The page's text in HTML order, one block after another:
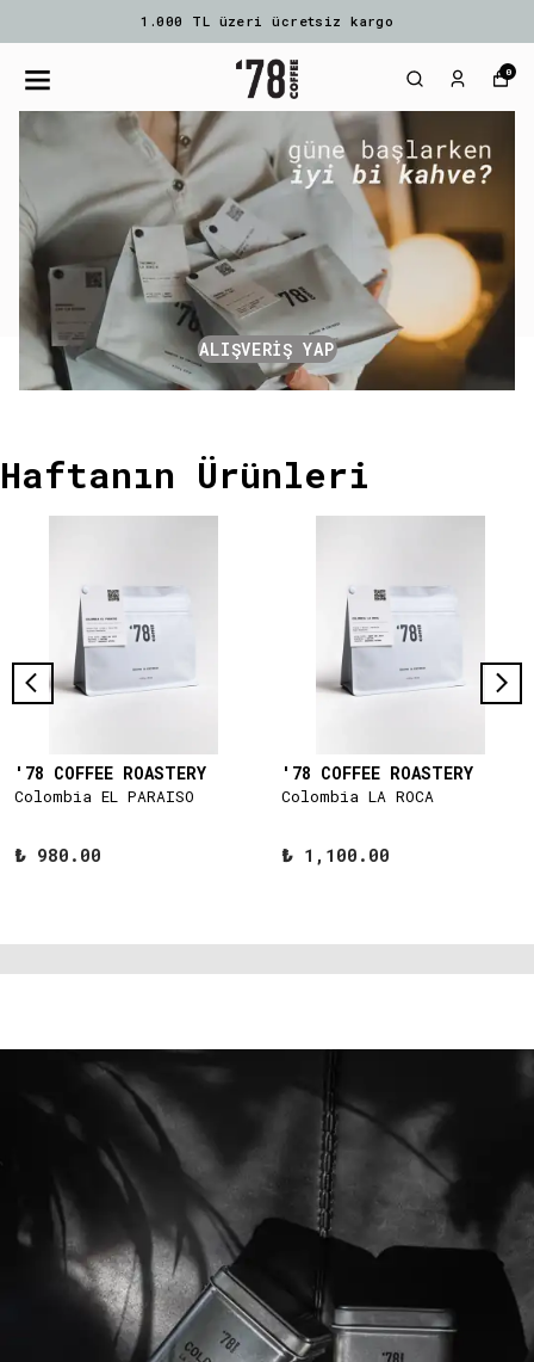
1.000 TL üzeri ücretsiz kargo
0
ALIŞVERİŞ YAP
Haftanın Ürünleri
'78 COFFEE ROASTERY
Colombia EL PARAISO
₺ 980.00
'78 COFFEE ROASTERY
Colombia LA ROCA
₺ 1,100.00